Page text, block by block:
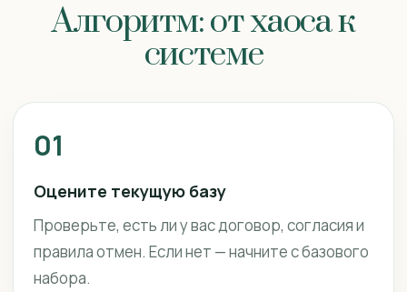
Алгоритм: от хаоса к
системе
01
Оцените текущую базу
Проверьте, есть ли у вас договор, согласия и
правила отмен. Если нет — начните с базового
набора.